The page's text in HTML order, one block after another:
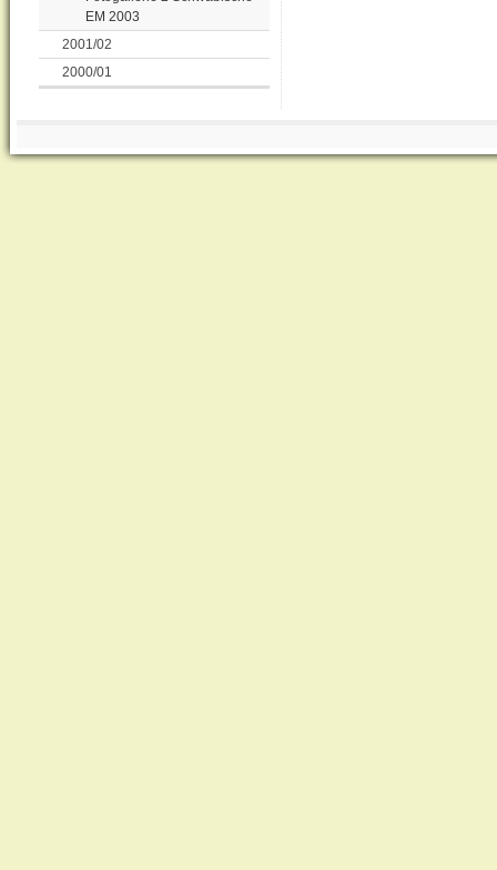
EM 2003
2001/02
2000/01